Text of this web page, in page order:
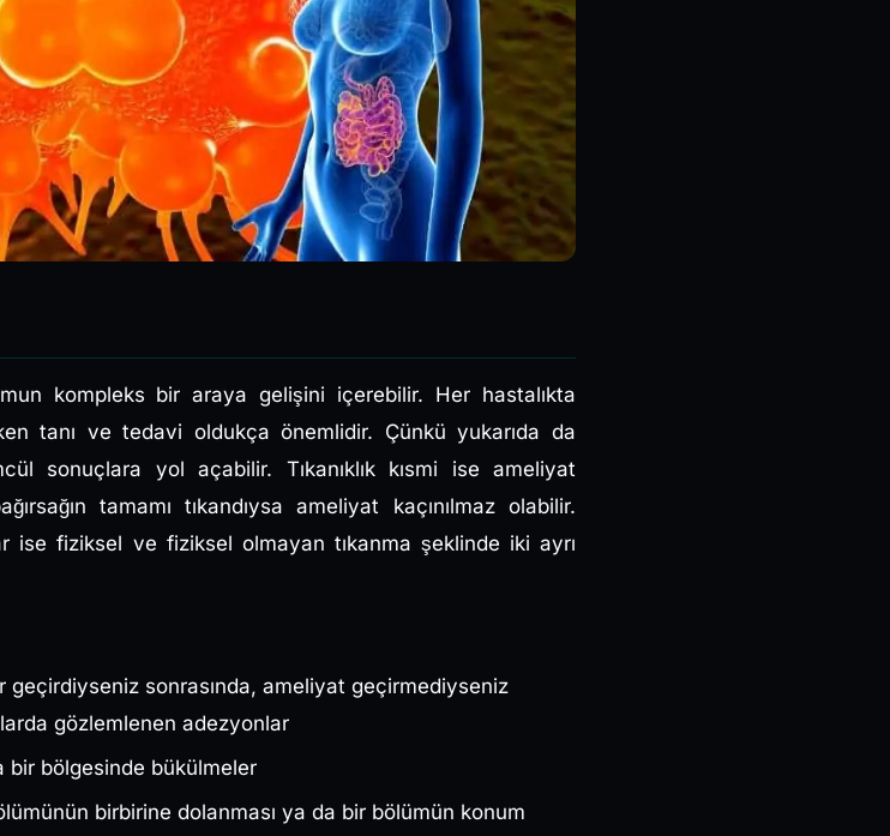
kompleks bir araya gelişini içerebilir. Her hastalıkta
tanı ve tedavi oldukça önemlidir. Çünkü yukarıda da
sonuçlara yol açabilir. Tıkanıklık kısmi ise ameliyat
tamamı tıkandıysa ameliyat kaçınılmaz olabilir.
ise fiziksel ve fiziksel olmayan tıkanma şeklinde iki ayrı
sonrasında, ameliyat geçirmediyseniz
gözlemlenen adezyonlar
bir bölgesinde bükülmeler
birbirine dolanması ya da bir bölümün konum